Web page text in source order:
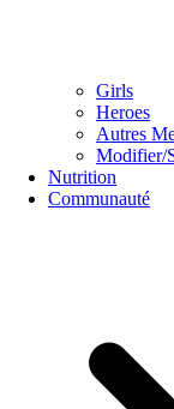
Girls
Heroes
Autres
Modifier/
Nutrition
Communauté